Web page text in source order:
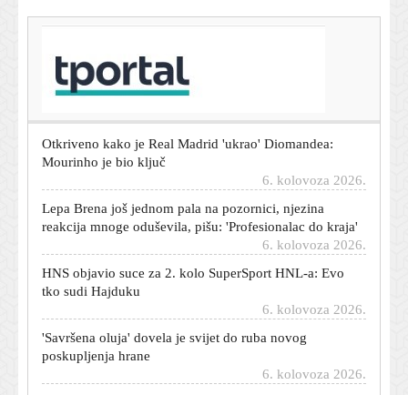
Hrvatska se prži na 40 stupnjeva: Izdržite još malo, stiže
promjena
Otkriveno kako je Real Madrid 'ukrao' Diomandea:
Mourinho je bio ključ
Lepa Brena još jednom pala na pozornici, njezina
reakcija mnoge oduševila, pišu: 'Profesionalac do kraja'
6. kolovoza 2026.
HNS objavio suce za 2. kolo SuperSport HNL-a: Evo
tko sudi Hajduku
'Savršena oluja' dovela je svijet do ruba novog
poskupljenja hrane
Vatreni iznenada napustio pripreme te avionom iz